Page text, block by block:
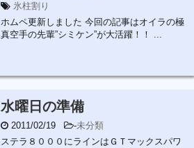
氷柱割り
ホムペ更新しました 今回の記事はオイラの極
真空手の先輩”シミケン”が大活躍！！ ...
水曜日の準備
2011/02/19 -未分類
ステラ８０００にラインはＧＴマックスパワ